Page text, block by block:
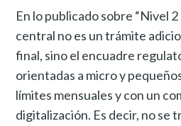
En lo publicado sobre “Nivel
central no es un trámite
final, sino el encuadre
orientadas a micro y
límites mensuales y con un
digitalización. Es decir, no se